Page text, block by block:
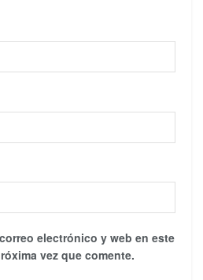
electrónico y web en este
vez que comente.